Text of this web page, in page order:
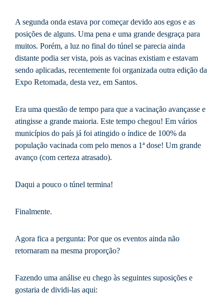
A segunda onda estava por começar devido aos egos e as
posições de alguns. Uma pena e uma grande desgraça para
muitos. Porém, a luz no final do túnel se parecia ainda
distante podia ser vista, pois as vacinas existiam e estavam
sendo aplicadas, recentemente foi organizada outra edição da
Expo Retomada, desta vez, em Santos.
Era uma questão de tempo para que a vacinação avançasse e
atingisse a grande maioria. Este tempo chegou! Em vários
municípios do país já foi atingido o índice de 100% da
população vacinada com pelo menos a 1ª dose! Um grande
avanço (com certeza atrasado).
Daqui a pouco o túnel termina!
Finalmente.
Agora fica a pergunta: Por que os eventos ainda não
retornaram na mesma proporção?
Fazendo uma análise eu chego às seguintes suposições e
gostaria de dividi-las aqui: